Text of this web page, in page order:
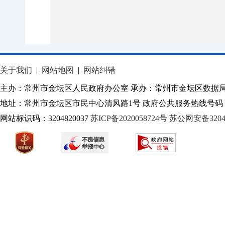
关于我们 | 网站地图 | 网站纠错
主办：常州市金坛区人民政府办公室 承办：常州市金坛区数据
地址：常州市金坛区市民中心清风路1号 政府公共服务热线号码
网站标识码：3204820037 苏ICP备2020058724号 苏公网安备